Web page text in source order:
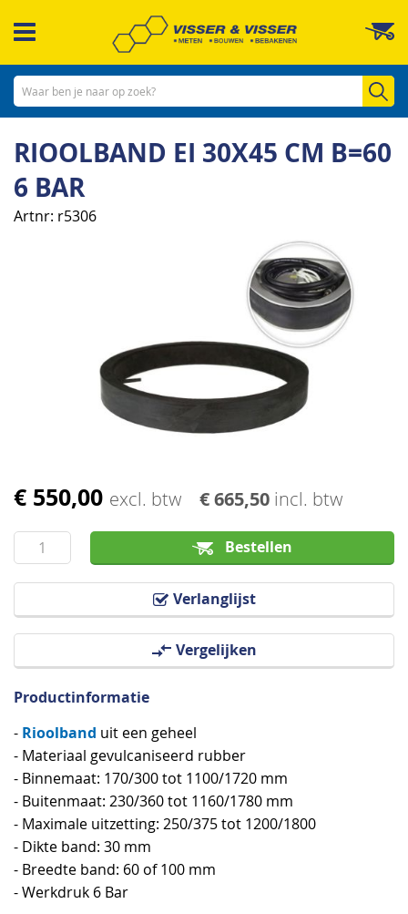
naar
inhoud
RIOOLBAND EI 30X45 CM B=60
6 BAR
Artnr r5306
€ 550,00 excl. btw € 665,50 incl. btw
Bestellen
Verlanglijst
Vergelijken
afbeeldingen-
Ga
het
begin
van
Productinformatie
- Rioolband uit een geheel
- Materiaal gevulcaniseerd rubber
- Binnemaat: 170/300 tot 1100/1720 mm
- Buitenmaat: 230/360 tot 1160/1780 mm
- Maximale uitzetting: 250/375 tot 1200/1800
- Dikte band: 30 mm
- Breedte band: 60 of 100 mm
- Werkdruk 6 Bar